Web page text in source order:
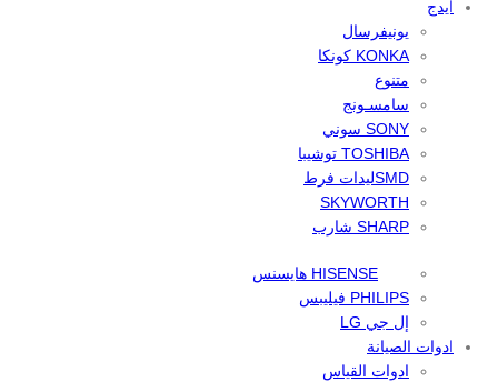
ايدج
يونيفرسال
KONKA كونكا
متنوع
سامسـونج
SONY سوني
TOSHIBA توشيبا
SMDليدات فرط
SKYWORTH
SHARP شارب
HISENSE هايسنس
PHILIPS فيليبس
إل جي LG
ادوات الصيانة
ادوات القياس